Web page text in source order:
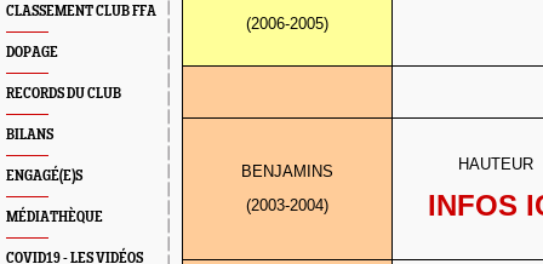
CLASSEMENT CLUB FFA
DOPAGE
RECORDS DU CLUB
BILANS
ENGAGÉ(E)S
MÉDIATHÈQUE
COVID19 - LES VIDÉOS
(2006-2005)
BENJAMINS
(2003-2004)
HAUTEUR
INFOS